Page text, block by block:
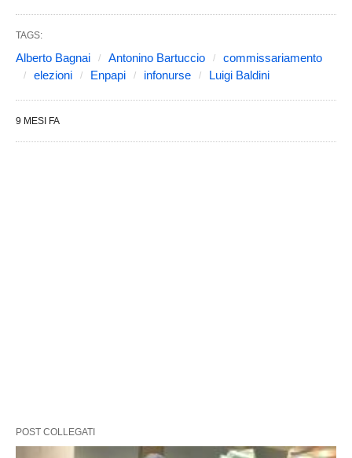
TAGS:
Alberto Bagnai Antonino Bartuccio
commissariamento
elezioni
Enpapi infonurse Luigi Baldini
9 MESI FA
POST COLLEGATI